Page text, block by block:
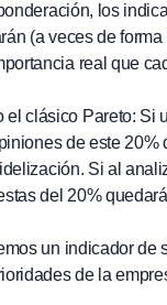
los
(a veces de
real que
clásico Pareto: Si
de este
Si al
del 20%
un indicador
de la